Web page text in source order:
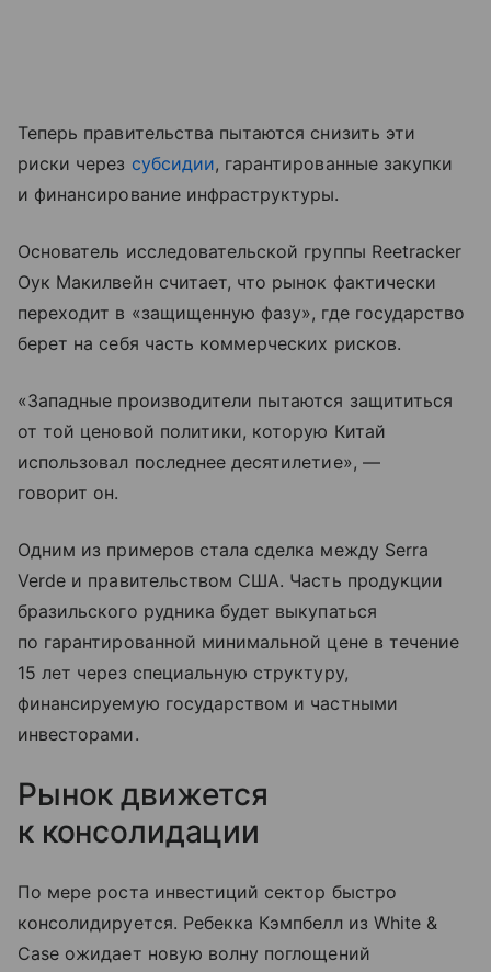
Теперь правительства пытаются снизить эти
риски через субсидии, гарантированные закупки
и финансирование инфраструктуры.
Основатель исследовательской группы Reetracker
Оук Макилвейн считает, что рынок фактически
переходит в «защищенную фазу», где государство
берет на себя часть коммерческих рисков.
«Западные производители пытаются защититься
от той ценовой политики, которую Китай
использовал последнее десятилетие», —
говорит он.
Одним из примеров стала сделка между Serra
Verde и правительством США. Часть продукции
бразильского рудника будет выкупаться
по гарантированной минимальной цене в течение
15 лет через специальную структуру,
финансируемую государством и частными
инвесторами.
Рынок движется
к консолидации
По мере роста инвестиций сектор быстро
консолидируется. Ребекка Кэмпбелл из White &
Case ожидает новую волну поглощений